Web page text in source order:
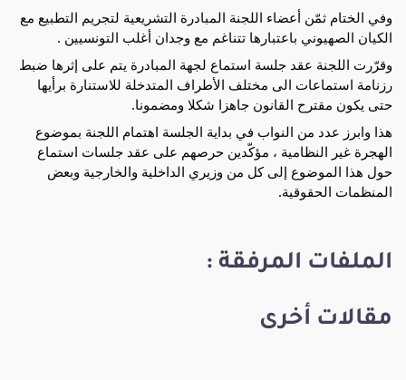
وفي الختام ثمّن أعضاء اللجنة المبادرة التشريعية لتجريم التطبيع مع
الكيان الصهيوني باعتبارها تتناغم مع وجدان أغلب التونسيين .
وقرّرت اللجنة عقد جلسة استماع لجهة المبادرة يتم على إثرها ضبط
رزنامة استماعات الى مختلف الأطراف المتدخلة للاستنارة برأيها
حتى يكون مقترح القانون جاهزا شكلا ومضمونا.
هذا وابرز عدد من النواب في بداية الجلسة اهتمام اللجنة بموضوع
الهجرة غير النظامية ، مؤكّدين حرصهم على عقد جلسات استماع
حول هذا الموضوع إلى كل من وزيري الداخلية والخارجية وبعض
المنظمات الحقوقية.
الملفات المرفقة :
مقالات أخرى